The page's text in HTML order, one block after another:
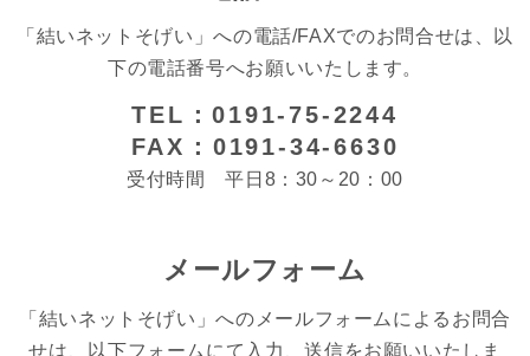
「結いネットそげい」への電話/FAXでのお問合せは、以
下の電話番号へお願いいたします。
TEL：0191-75-2244
FAX：0191-34-6630
受付時間 平日8：30～20：00
メールフォーム
「結いネットそげい」へのメールフォームによるお問合
せは、以下フォームにて入力、送信をお願いいたしま